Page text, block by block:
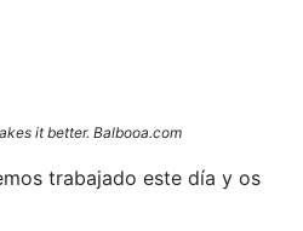
it better. Balbooa.com
trabajado este día y os